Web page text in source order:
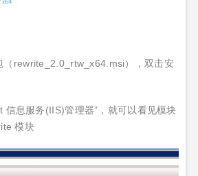
（rewrite_2.0_rtw_x64.msi），双击安
信息服务(IIS)管理器”，就可以看见模块
模块